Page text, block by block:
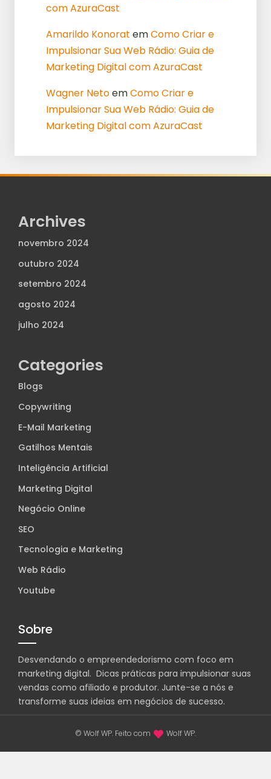
com AzuraCast
Amarildo Konorat emComo Criar e
Impulsionar Sua Web Rádio: Guia de
Marketing Digital com AzuraCast
Wagner NetoemComo Criar e
Impulsionar Sua Web Rádio: Guia de
Marketing Digital com AzuraCast
Archives
novembro 2024
outubro 2024
setembro 2024
agosto 2024
julho 2024
Categories
Blogs
Copywriting
E-Mail Marketing
Gatilhos Mentais
Inteligência Artificial
Marketing Digital
Negócio Online
SEO
Tecnologia e Marketing
Web Rádio
Youtube
Sobre
Desvendando o empreendedorismo com foco em
marketing digital. Dicas práticas para impulsionar suas
vendas como afiliado e produtor. Junte-se a nós e
transforme suas ideias em negócios de sucesso.
© Wolf WP. Feito com Wolf WP.